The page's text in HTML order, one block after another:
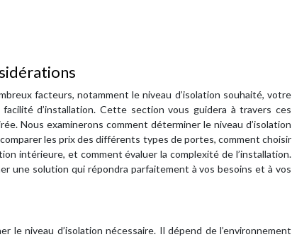
facteurs, notamment le niveau d’isolation souhaité, votre
d’installation. Cette section vous guidera à travers ces
Nous examinerons comment déterminer le niveau d’isolation
les prix des différents types de portes, comment choisir
intérieure, et comment évaluer la complexité de l’installation.
une solution qui répondra parfaitement à vos besoins et à vos
niveau d’isolation nécessaire. Il dépend de l’environnement